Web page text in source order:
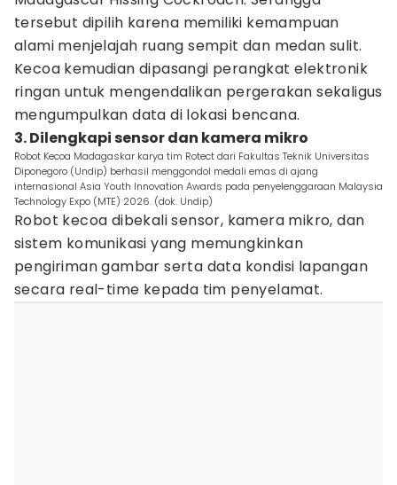
tersebut dipilih karena memiliki kemampuan
alami menjelajah ruang sempit dan medan sulit.
Kecoa kemudian dipasangi perangkat elektronik
ringan untuk mengendalikan pergerakan sekaligus
mengumpulkan data di lokasi bencana.
3. Dilengkapi sensor dan kamera mikro
Robot Kecoa Madagaskar karya tim Rotect dari Fakultas Teknik Universitas
Diponegoro (Undip) berhasil menggondol medali emas di ajang
internasional Asia Youth Innovation Awards pada penyelenggaraan Malaysia
Technology Expo (MTE) 2026. (dok. Undip)
Robot kecoa dibekali sensor, kamera mikro, dan
sistem komunikasi yang memungkinkan
pengiriman gambar serta data kondisi lapangan
secara real-time kepada tim penyelamat.